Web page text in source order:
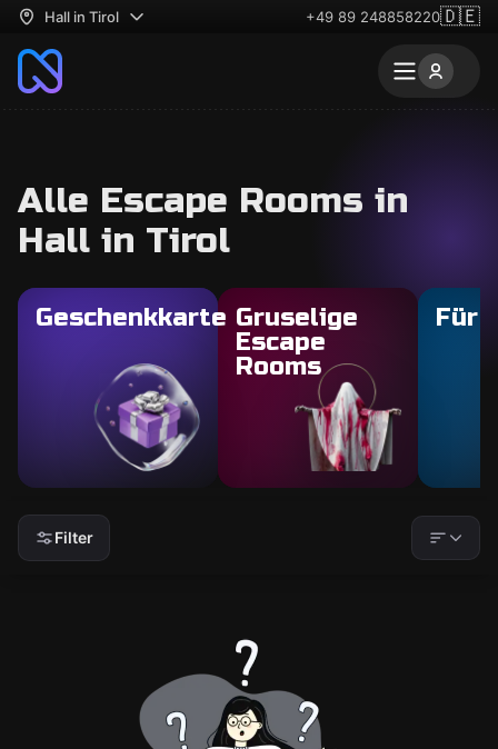
Hall in Tirol +49 89 248858220🇩🇪
Alle Escape Rooms in
Hall in Tirol
Geschenkkarte Gruselige
Escape
Rooms
Für
Filter